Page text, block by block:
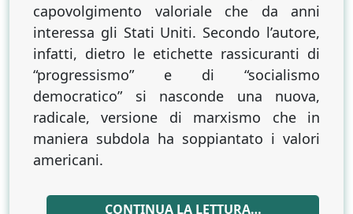
capovolgimento valoriale che da anni
interessa gli Stati Uniti. Secondo l’autore,
infatti, dietro le etichette rassicuranti di
“progressismo” e di “socialismo
democratico” si nasconde una nuova,
radicale, versione di marxismo che in
maniera subdola ha soppiantato i valori
americani.
CONTINUA LA LETTURA…